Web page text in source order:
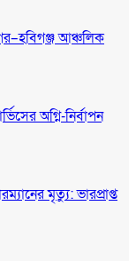
আঞ্চলিক
অগ্নি-নির্বাপন
মৃত্যু: ভারপ্রাপ্ত